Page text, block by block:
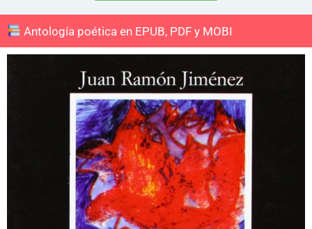
Antología poética en EPUB, PDF y MOBI